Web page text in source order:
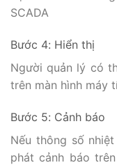
SCADA
Bước 4: Hiển thị
Người quản lý có
trên màn hình máy
Bước 5: Cảnh báo
Nếu thông số
phát cảnh báo